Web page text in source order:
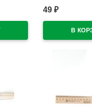
В наличии
49 ₽